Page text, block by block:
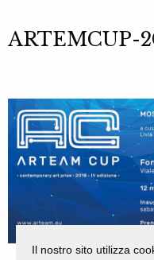
ARTEMCUP-
Il nostro sito utilizza